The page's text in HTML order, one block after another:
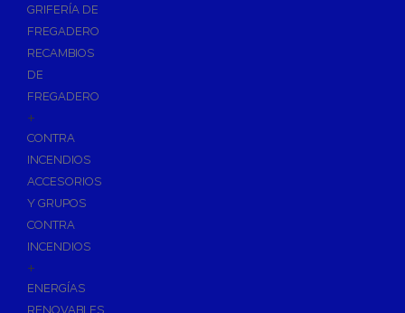
GRIFERÍA DE
FREGADERO
RECAMBIOS
DE
FREGADERO
+
CONTRA
INCENDIOS
ACCESORIOS
Y GRUPOS
CONTRA
INCENDIOS
+
ENERGÍAS
RENOVABLES